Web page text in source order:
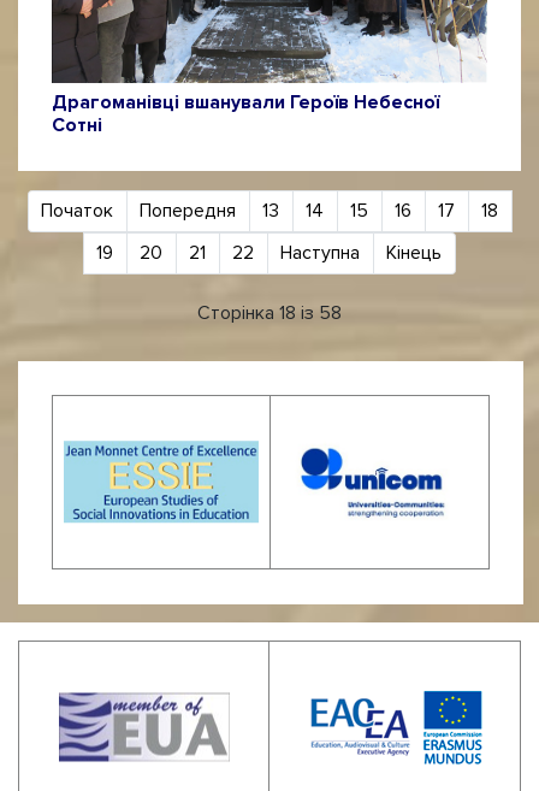
Драгоманівці вшанували Героїв Небесної
Сотні
Початок Попередня 13 14 15 16 17
18
19
20 21 22 Наступна Кінець
Сторінка 18 із 58